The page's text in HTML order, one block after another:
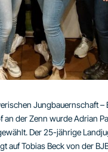
Jungbauernschaft –
der Zenn wurde Adrian
Der 25-jährige
auf Tobias Beck von der